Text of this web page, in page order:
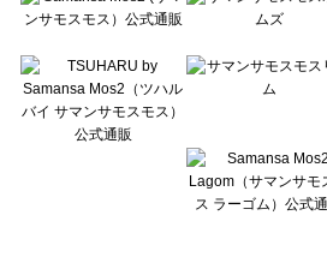
Te chichi CLASSIC（テチチ クラシック）の一覧
Lugnoncure（ルノンキュール）の一覧
BETTY'S BLUE（べティーズブルー）の一覧
Wpc.（ワールドパーティー）の一覧